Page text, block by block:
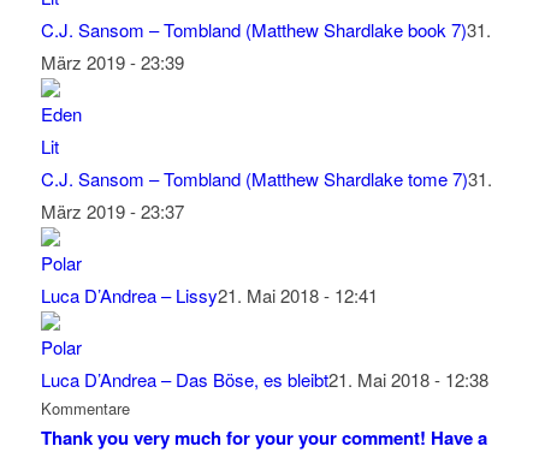
C.J. Sansom – Tombland (Matthew Shardlake book 7)31.
März 2019 - 23:39
C.J. Sansom – Tombland (Matthew Shardlake tome 7)31.
März 2019 - 23:37
Luca D’Andrea – Lissy21. Mai 2018 - 12:41
Luca D’Andrea – Das Böse, es bleibt21. Mai 2018 - 12:38
Kommentare
Thank you very much for your your comment! Have a